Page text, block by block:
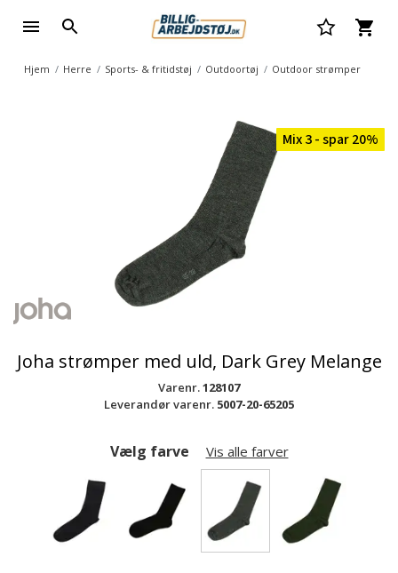
Hjem Herre Sports- & fritidstøj Outdoortøj Outdoor strømper
Mix 3 - spar 20%
Joha strømper med uld, Dark Grey Melange
Varenr.128107
Leverandør varenr. 5007-20-65205
Vælg farve Vis alle farver